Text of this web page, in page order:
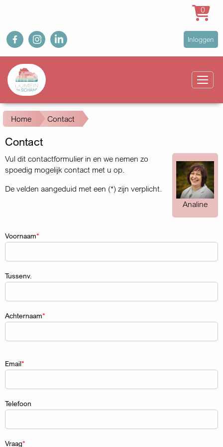
Overslaan
en
naar
inhoud
gaan
fb ig in
User
account
Inloggen
Main
navigation
0
Kruimelpad
Home Contact
Contact
Vul dit contactformulier in en we nemen zo
spoedig mogelijk contact met u op.
De velden aangeduid met een (*) zijn verplicht.
Analine
Naam
Voornaam
Tussenv.
Achternaam
Email
Telefoon
Vraag